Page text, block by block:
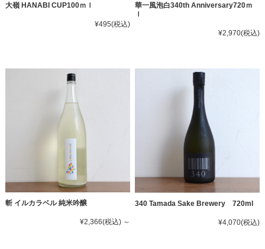
大嶺 HANABI CUP100ｍｌ
¥495(税込)
華一風泡白340th Anniversary720ｍ
ｌ
¥2,970(税込)
斬 イルカラベル 純米吟醸
¥2,366(税込)～
340 Tamada Sake Brewery 720ml
¥4,070(税込)